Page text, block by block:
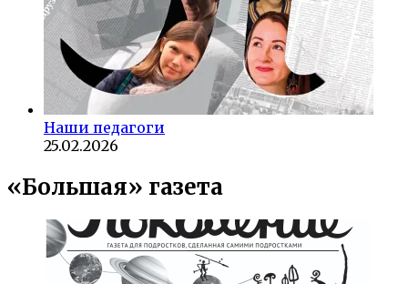
Наши педагоги
25.02.2026
«Большая» газета